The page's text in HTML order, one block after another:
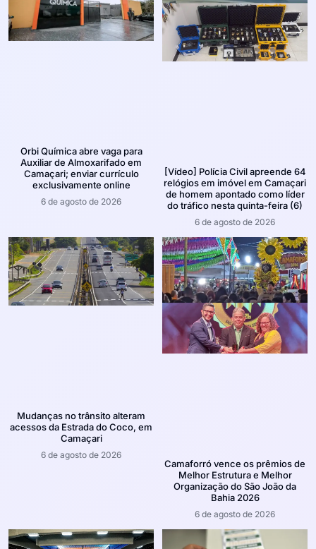
Orbi Química abre vaga para
Auxiliar de Almoxarifado em
Camaçari; enviar currículo
exclusivamente online
6 de agosto de 2026
[Vídeo] Polícia Civil apreende 64
relógios em imóvel em Camaçari
de homem apontado como líder
do tráfico nesta quinta-feira (6)
6 de agosto de 2026
Mudanças no trânsito alteram
acessos da Estrada do Coco, em
Camaçari
6 de agosto de 2026
Camaforró vence os prêmios de
Melhor Estrutura e Melhor
Organização do São João da
Bahia 2026
6 de agosto de 2026